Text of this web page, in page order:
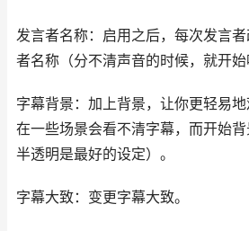
发言者名称：启用之后，每次发言
者名称（分不清声音的时候，就开始
字幕背景：加上背景，让你更轻易
在一些场景会看不清字幕，而开始背
半透明是最好的设定）。
字幕大致：变更字幕大致。